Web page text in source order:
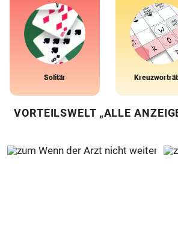
Solitär
VORTEILSWELT „ALLE